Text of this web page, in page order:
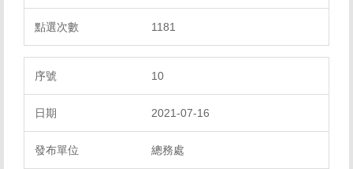
1181
10
2021-07-16
總務處